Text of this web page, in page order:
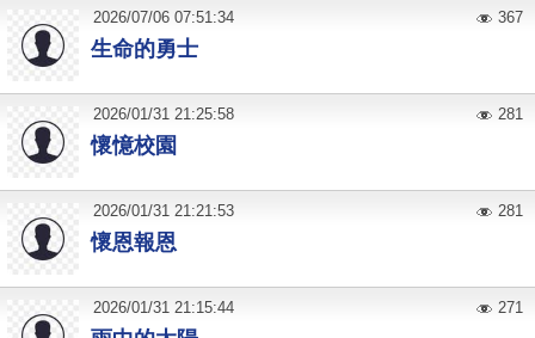
生命的勇士
2026/07/06 07:51:34 367
懷憶校園
2026/01/31 21:25:58 281
懷恩報恩
2026/01/31 21:21:53 281
2026/01/31 21:15:44 271